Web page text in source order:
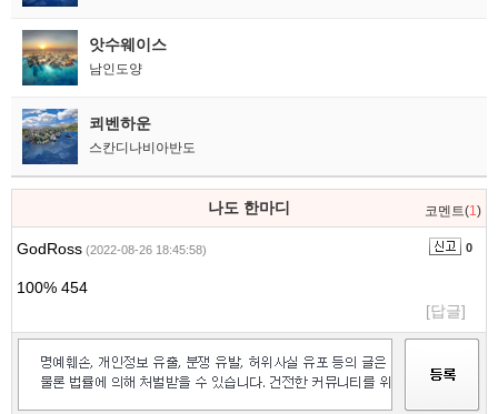
앗수웨이스
남인도양
쾨벤하운
스칸디나비아반도
나도 한마디 코멘트(1)
GodRoss (2022-08-26 18:45:58) 0
100% 454
[답글]